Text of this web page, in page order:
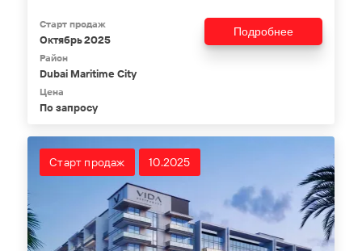
Старт продаж
Октябрь 2025
Район
Dubai Maritime City
Цена
По запросу
Подробнее
Старт продаж 10.2025